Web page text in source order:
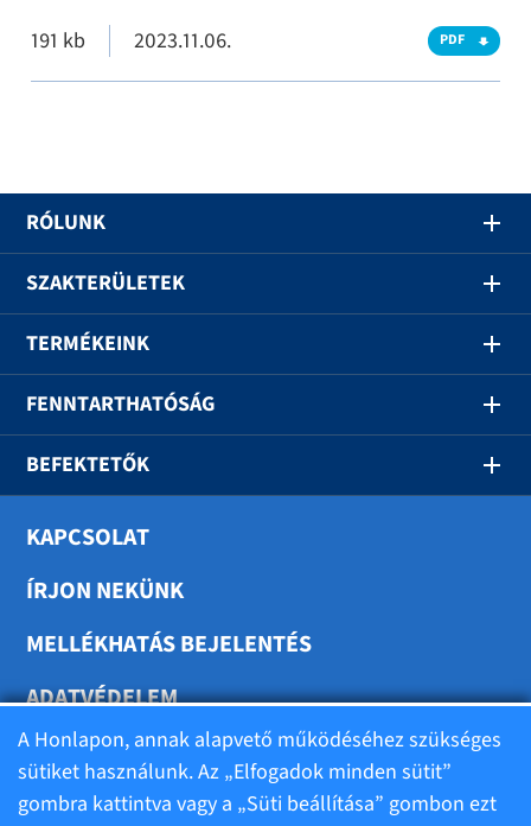
191 kb 2023.11.06. PDF
RÓLUNK
SZAKTERÜLETEK
TERMÉKEINK
FENNTARTHATÓSÁG
BEFEKTETŐK
KAPCSOLAT
ÍRJON NEKÜNK
MELLÉKHATÁS BEJELENTÉS
ADATVÉDELEM
SÜTIK BEÁLLÍTÁSA
A Honlapon, annak alapvető működéséhez szükséges
sütiket használunk. Az „Elfogadok minden sütit”
gombra kattintva vagy a „Süti beállítása” gombon ezt